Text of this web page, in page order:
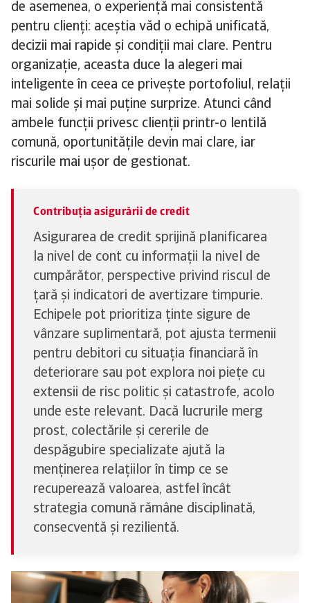
de asemenea, o experiență mai consistentă
pentru clienți: aceștia văd o echipă unificată,
decizii mai rapide și condiții mai clare. Pentru
organizație, aceasta duce la alegeri mai
inteligente în ceea ce privește portofoliul, relații
mai solide și mai puține surprize. Atunci când
ambele funcții privesc clienții printr-o lentilă
comună, oportunitățile devin mai clare, iar
riscurile mai ușor de gestionat.
Contribuția asigurării de credit
Asigurarea de credit sprijină planificarea
la nivel de cont cu informații la nivel de
cumpărător, perspective privind riscul de
țară și indicatori de avertizare timpurie.
Echipele pot prioritiza ținte sigure de
vânzare suplimentară, pot ajusta termenii
pentru debitori cu situația financiară în
deteriorare sau pot explora noi piețe cu
extensii de risc politic și catastrofe, acolo
unde este relevant. Dacă lucrurile merg
prost, colectările și cererile de
despăgubire specializate ajută la
menținerea relațiilor în timp ce se
recuperează valoarea, astfel încât
strategia comună rămâne disciplinată,
consecventă și rezilientă.